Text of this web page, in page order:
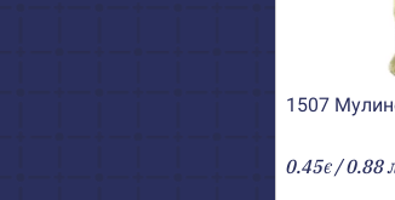
1507
0.45€ / 0.88